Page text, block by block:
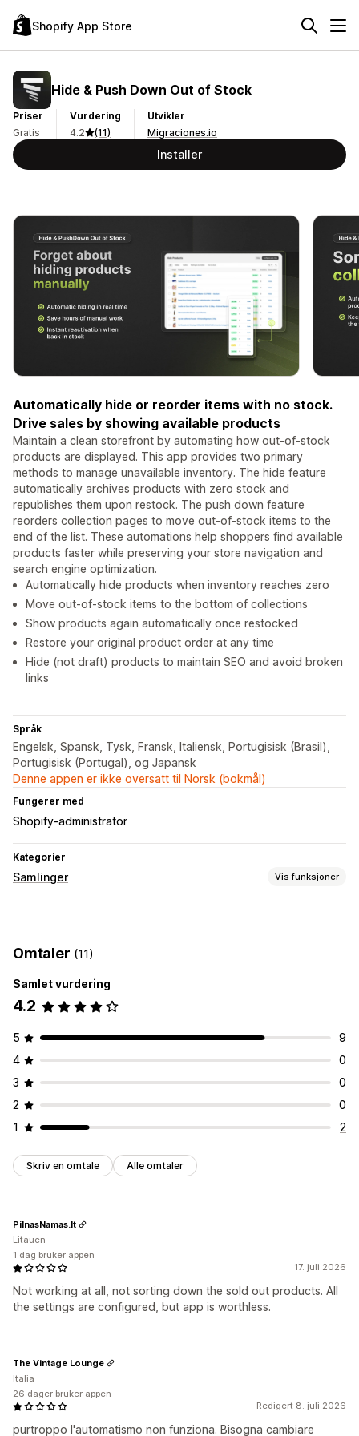
Shopify App Store
Hide & Push Down Out of Stock
Priser
Gratis
Vurdering
4.2
(11)
Utvikler
Migraciones.io
Installer
Automatically hide or reorder items with no stock.
Drive sales by showing available products
Maintain a clean storefront by automating how out-of-stock
products are displayed. This app provides two primary
methods to manage unavailable inventory. The hide feature
automatically archives products with zero stock and
republishes them upon restock. The push down feature
reorders collection pages to move out-of-stock items to the
end of the list. These automations help shoppers find available
products faster while preserving your store navigation and
search engine optimization.
Automatically hide products when inventory reaches zero
Move out-of-stock items to the bottom of collections
Show products again automatically once restocked
Restore your original product order at any time
Hide (not draft) products to maintain SEO and avoid broken
links
Språk
Engelsk, Spansk, Tysk, Fransk, Italiensk, Portugisisk (Brasil),
Portugisisk (Portugal), og Japansk
Denne appen er ikke oversatt til Norsk (bokmål)
Fungerer med
Shopify-administrator
Kategorier
Samlinger Vis funksjoner
Skjul produkter
Administrasjon av samlinger
Lagerbeholdningsvarsler
Omtaler (11)
Samlet vurdering
4.2
5
9
4
0
3
0
2
0
1
2
Skriv en omtale Alle omtaler
17. juli 2026
Not working at all, not sorting down the sold out products. All
the settings are configured, but app is worthless.
PilnasNamas.lt
Litauen
1 dag bruker appen
Redigert 8. juli 2026
purtroppo l'automatismo non funziona. Bisogna cambiare
The Vintage Lounge
Italia
26 dager bruker appen